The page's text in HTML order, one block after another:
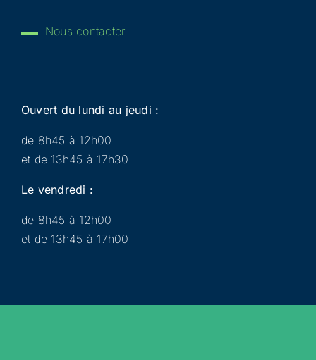
Nous contacter
Ouvert du lundi au jeudi :
de 8h45 à 12h00
et de 13h45 à 17h30
Le vendredi :
de 8h45 à 12h00
et de 13h45 à 17h00